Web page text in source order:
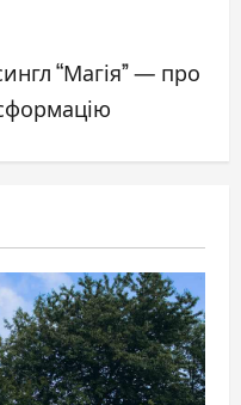
“Магія” — про